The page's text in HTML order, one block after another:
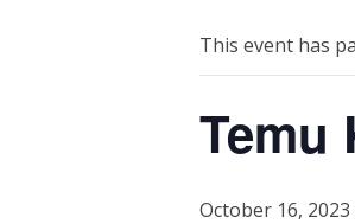
This event has
Temu
October 16, 2023